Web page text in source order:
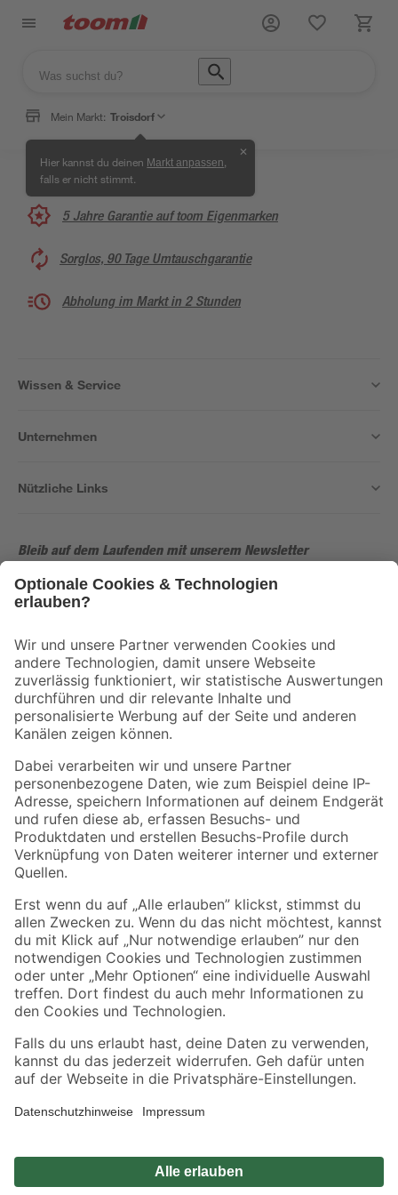
Mein Markt: Troisdorf
Hier kannst du deinen Markt anpassen
falls er nicht stimmt.
✕
5 Jahre Garantie auf toom Eigenmarken
Sorglos, 90 Tage Umtauschgarantie
Abholung im Markt in 2 Stunden
Wissen & Service
Unternehmen
Nützliche Links
Bleib auf dem Laufenden mit unserem Newsletter
Der toom Newsletter: Keine Angebote und Aktionen mehr verpassen!
Folge uns
Zahlungsarten Versandarten
Sicher einkaufen
Jetzt die toom-App herunterladen
Alle Preisangaben in EUR inkl. gesetzl. MwSt.. Die dargestellten Angebote sind unter
Umständen nicht in allen Märkten verfügbar. Die angegebenen Verfügbarkeiten beziehen
sich auf den unter "Mein Markt" ausgewählten toom Baumarkt. Alle Angebote und
*Paketversand ab 59 € versandkostenfrei, gilt nicht für Artikel mit Speditionsversand, hier
fallen zusätzliche Versandkosten an.
Privatsphäre Impressum